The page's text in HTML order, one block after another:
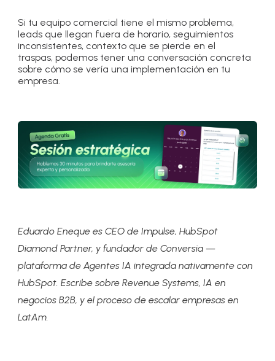
Si tu equipo comercial tiene el mismo problema,
leads que llegan fuera de horario, seguimientos
inconsistentes, contexto que se pierde en el
traspas, podemos tener una conversación concreta
sobre cómo se vería una implementación en tu
empresa.
Eduardo Eneque es CEO de Impulse, HubSpot
Diamond Partner, y fundador de Conversia —
plataforma de Agentes IA integrada nativamente con
HubSpot. Escribe sobre Revenue Systems, IA en
negocios B2B, y el proceso de escalar empresas en
LatAm.